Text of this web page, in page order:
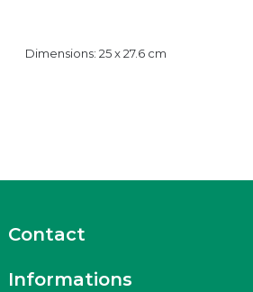
Dimensions: 25 x 27.6 cm
Contact
Informations